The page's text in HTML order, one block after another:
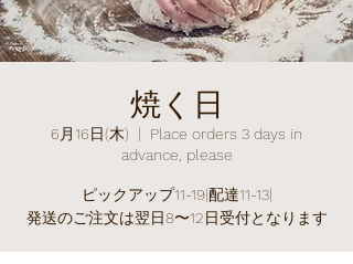
焼く日
6月16日(木)
  |
Place orders 3 days in
advance, please
ピックアップ11-19|配達11-13|
発送のご注文は翌日8〜12日受付となります